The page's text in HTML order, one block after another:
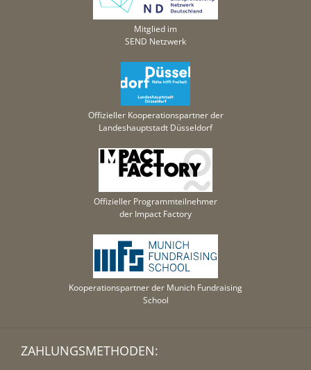
Mitglied im
SEND Netzwerk
Offizieller Kooperationspartner der
Landeshauptstadt Düsseldorf
Offizieller Programmteilnehmer
der Impact Factory
Kooperationspartner der Munich Fundraising
School
ZAHLUNGSMETHODEN: